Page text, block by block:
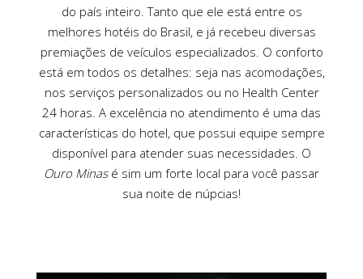
do país inteiro. Tanto que ele está entre os
melhores hotéis do Brasil, e já recebeu diversas
premiações de veículos especializados. O conforto
está em todos os detalhes: seja nas acomodações,
nos serviços personalizados ou no Health Center
24 horas. A excelência no atendimento é uma das
características do hotel, que possui equipe sempre
disponível para atender suas necessidades. O
Ouro Minasé sim um forte local para você passar
sua noite de núpcias!